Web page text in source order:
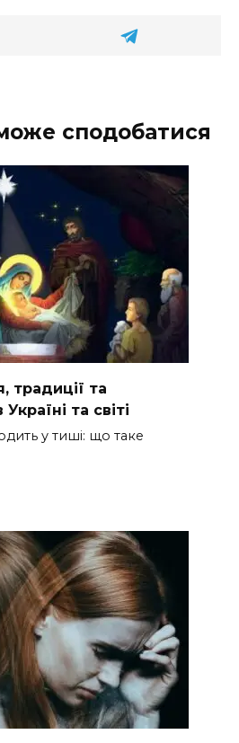
сподобатися
традиції та
та світі
у тиші: що таке